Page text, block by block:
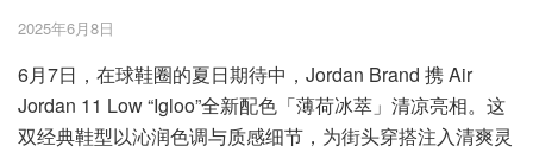
2025年6月8日
6月7日，在球鞋圈的夏日期待中，Jordan Brand 携 Air
Jordan 11 Low “Igloo”全新配色「薄荷冰萃」清凉亮相。这
双经典鞋型以沁润色调与质感细节，为街头穿搭注入清爽灵